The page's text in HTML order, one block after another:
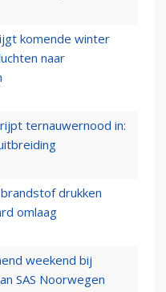
komende winter
naar
ternauwernood in:
drukken
omlaag
weekend bij
SAS Noorwegen